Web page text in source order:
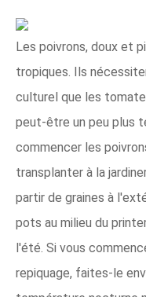
Les poivrons, doux et
tropiques. Ils
culturel que les
peut-être un peu plus
commencer les
transplanter à la
partir de graines à
pots au milieu du
l'été. Si vous
repiquage, faites-le